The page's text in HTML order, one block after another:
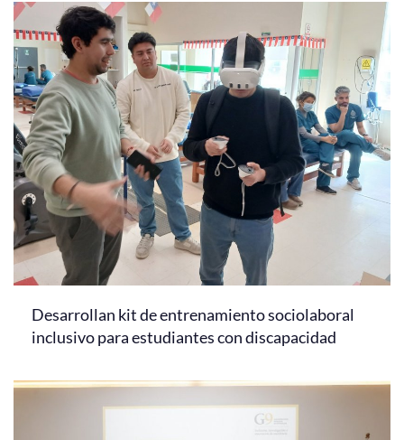
Desarrollan kit de entrenamiento sociolaboral
inclusivo para estudiantes con discapacidad